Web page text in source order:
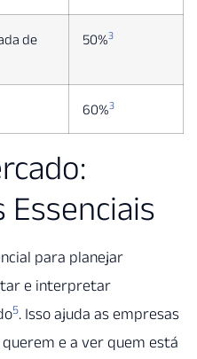
de
50%3
60%3
para planejar
e interpretar
5. Isso ajuda as empresas
e a ver quem está